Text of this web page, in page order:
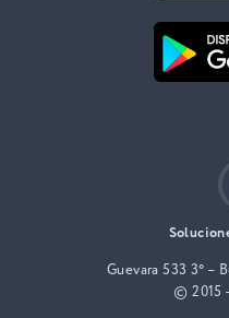
Guevara 533 3° –
© 2015